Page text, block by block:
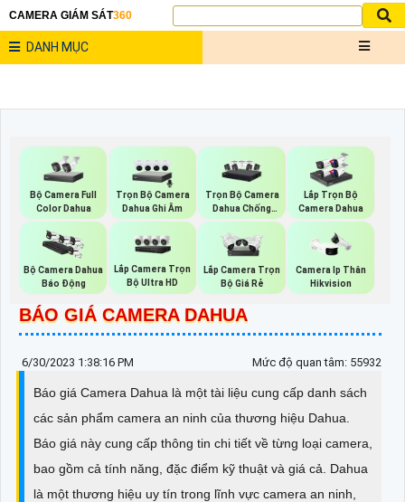
CAMERA GIÁM SÁT360
DANH MỤC
Bộ Camera Full
Color Dahua
Trọn Bộ Camera
Dahua Ghi Âm
Trọn Bộ Camera
Dahua Chống
Trộm
Lắp Trọn Bộ
Camera Dahua
Bộ Camera Dahua
Báo Động
Lắp Camera Trọn
Bộ Ultra HD
Lắp Camera Trọn
Bộ Giá Rẻ
Camera Ip Thân
Hikvision
BÁO GIÁ CAMERA DAHUA
6/30/2023 1:38:16 PM Mức độ quan tâm: 55932
Báo giá Camera Dahua là một tài liệu cung cấp danh sách
các sản phẩm camera an ninh của thương hiệu Dahua.
Báo giá này cung cấp thông tin chi tiết về từng loại camera,
bao gồm cả tính năng, đặc điểm kỹ thuật và giá cả. Dahua
là một thương hiệu uy tín trong lĩnh vực camera an ninh,